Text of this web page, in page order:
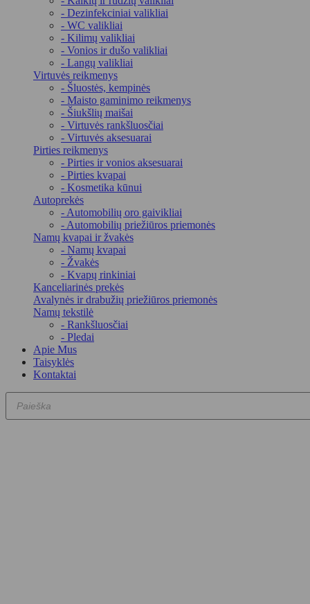
- Dezinfekciniai valikliai
- WC valikliai
- Kilimų valikliai
- Vonios ir dušo valikliai
- Langų valikliai
Virtuvės reikmenys
- Šluostės, kempinės
- Maisto gaminimo reikmenys
- Šiukšlių maišai
- Virtuvės rankšluosčiai
- Virtuvės aksesuarai
Pirties reikmenys
- Pirties ir vonios aksesuarai
- Pirties kvapai
- Kosmetika kūnui
Autoprekės
- Automobilių oro gaivikliai
- Automobilių priežiūros priemonės
Namų kvapai ir žvakės
- Namų kvapai
- Žvakės
- Kvapų rinkiniai
Kanceliarinės prekės
Avalynės ir drabužių priežiūros priemonės
Namų tekstilė
- Rankšluosčiai
- Pledai
Apie Mus
Taisyklės
Kontaktai
Products
search